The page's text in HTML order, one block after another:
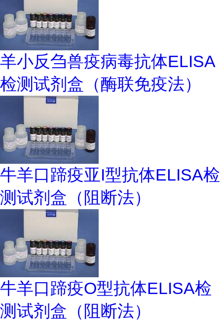
羊小反刍兽疫病毒抗体ELISA
检测试剂盒（酶联免疫法）
牛羊口蹄疫亚I型抗体ELISA检
测试剂盒（阻断法）
牛羊口蹄疫O型抗体ELISA检
测试剂盒（阻断法）